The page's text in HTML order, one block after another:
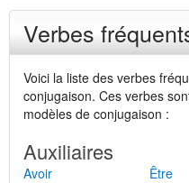
Verbes
Voici la liste des verbes
conjugaison. Ces verbes
modèles de conjugaison :
Auxiliaires
Avoir Être